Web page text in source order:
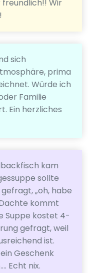
freundlich!! Wir
sich
prima
Würde ich
Familie
Ein herzliches
kam
sollte
„oh, habe
kommt
Suppe kostet 4-
gefragt, weil
ist.
Geschenk
Echt nix.